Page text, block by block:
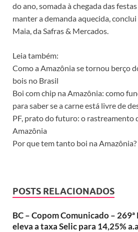
do ano, somada à chegada das
manter a demanda aquecida,
Maia, da Safras & Mercados.
Leia também:
Como a Amazônia se tornou berço
bois no Brasil
Boi com chip na Amazônia: como
para saber se a carne está livre de
PF, prato do futuro: o rastreamento
Amazônia
Por que tem tanto boi na Amazônia?
POSTS RELACIONADOS
BC – Copom Comunicado –
eleva a taxa Selic para 14,25%